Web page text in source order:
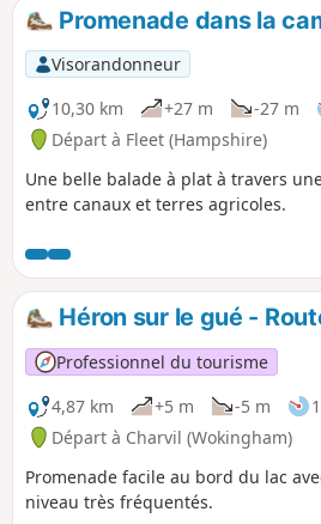
Promenade dans la
Visorandonneur
10,30 km
+27 m -27 m
Départ à Fleet (Hampshire)
Une belle balade à plat à travers
entre canaux et terres agricoles.
Héron sur le gué -
Professionnel du tourisme
4,87 km
+5 m -5 m
Départ à Charvil (Wokingham)
Promenade facile au bord du lac
niveau très fréquentés.